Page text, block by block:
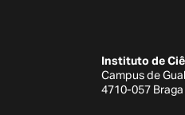
Instituto de
Campus de
4710-057 Braga